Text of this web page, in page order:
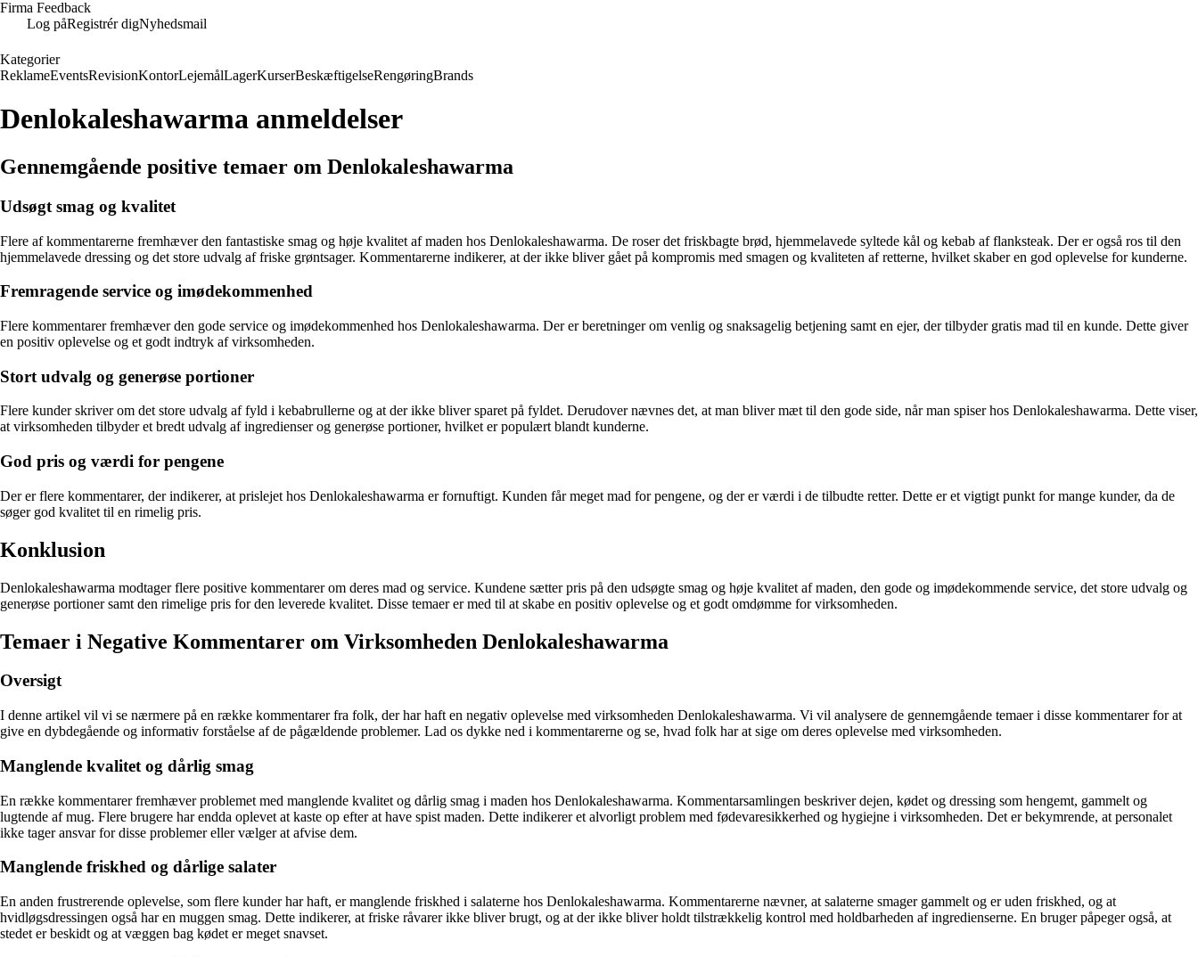
Firma Feedback
Log påRegistrér digNyhedsmail
Kategorier
ReklameEventsRevisionKontorLejemålLagerKurserBeskæftigelseRengøringBrands
Denlokaleshawarma anmeldelser
Gennemgående positive temaer om Denlokaleshawarma
Udsøgt smag og kvalitet
Flere af kommentarerne fremhæver den fantastiske smag og høje kvalitet af maden hos Denlokaleshawarma. De roser det friskbagte brød, hjemmelavede syltede kål og kebab af flanksteak. Der er også ros til den
hjemmelavede dressing og det store udvalg af friske grøntsager. Kommentarerne indikerer, at der ikke bliver gået på kompromis med smagen og kvaliteten af retterne, hvilket skaber en god oplevelse for kunderne.
Fremragende service og imødekommenhed
Flere kommentarer fremhæver den gode service og imødekommenhed hos Denlokaleshawarma. Der er beretninger om venlig og snaksagelig betjening samt en ejer, der tilbyder gratis mad til en kunde. Dette giver
en positiv oplevelse og et godt indtryk af virksomheden.
Stort udvalg og generøse portioner
Flere kunder skriver om det store udvalg af fyld i kebabrullerne og at der ikke bliver sparet på fyldet. Derudover nævnes det, at man bliver mæt til den gode side, når man spiser hos Denlokaleshawarma. Dette viser,
at virksomheden tilbyder et bredt udvalg af ingredienser og generøse portioner, hvilket er populært blandt kunderne.
God pris og værdi for pengene
Der er flere kommentarer, der indikerer, at prislejet hos Denlokaleshawarma er fornuftigt. Kunden får meget mad for pengene, og der er værdi i de tilbudte retter. Dette er et vigtigt punkt for mange kunder, da de
søger god kvalitet til en rimelig pris.
Konklusion
Denlokaleshawarma modtager flere positive kommentarer om deres mad og service. Kundene sætter pris på den udsøgte smag og høje kvalitet af maden, den gode og imødekommende service, det store udvalg og
generøse portioner samt den rimelige pris for den leverede kvalitet. Disse temaer er med til at skabe en positiv oplevelse og et godt omdømme for virksomheden.
Temaer i Negative Kommentarer om Virksomheden Denlokaleshawarma
Oversigt
I denne artikel vil vi se nærmere på en række kommentarer fra folk, der har haft en negativ oplevelse med virksomheden Denlokaleshawarma. Vi vil analysere de gennemgående temaer i disse kommentarer for at
give en dybdegående og informativ forståelse af de pågældende problemer. Lad os dykke ned i kommentarerne og se, hvad folk har at sige om deres oplevelse med virksomheden.
Manglende kvalitet og dårlig smag
En række kommentarer fremhæver problemet med manglende kvalitet og dårlig smag i maden hos Denlokaleshawarma. Kommentarsamlingen beskriver dejen, kødet og dressing som hengemt, gammelt og
lugtende af mug. Flere brugere har endda oplevet at kaste op efter at have spist maden. Dette indikerer et alvorligt problem med fødevaresikkerhed og hygiejne i virksomheden. Det er bekymrende, at personalet
ikke tager ansvar for disse problemer eller vælger at afvise dem.
Manglende friskhed og dårlige salater
En anden frustrerende oplevelse, som flere kunder har haft, er manglende friskhed i salaterne hos Denlokaleshawarma. Kommentarerne nævner, at salaterne smager gammelt og er uden friskhed, og at
hvidløgsdressingen også har en muggen smag. Dette indikerer, at friske råvarer ikke bliver brugt, og at der ikke bliver holdt tilstrækkelig kontrol med holdbarheden af ingredienserne. En bruger påpeger også, at
stedet er beskidt og at væggen bag kødet er meget snavset.